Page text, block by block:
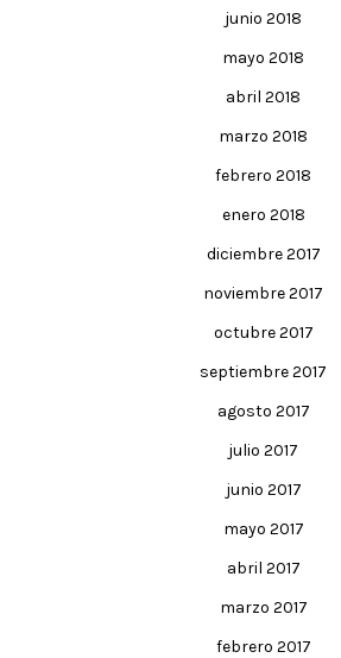
junio 2018
mayo 2018
abril 2018
marzo 2018
febrero 2018
enero 2018
diciembre 2017
noviembre 2017
octubre 2017
septiembre 2017
agosto 2017
julio 2017
junio 2017
mayo 2017
abril 2017
marzo 2017
febrero 2017